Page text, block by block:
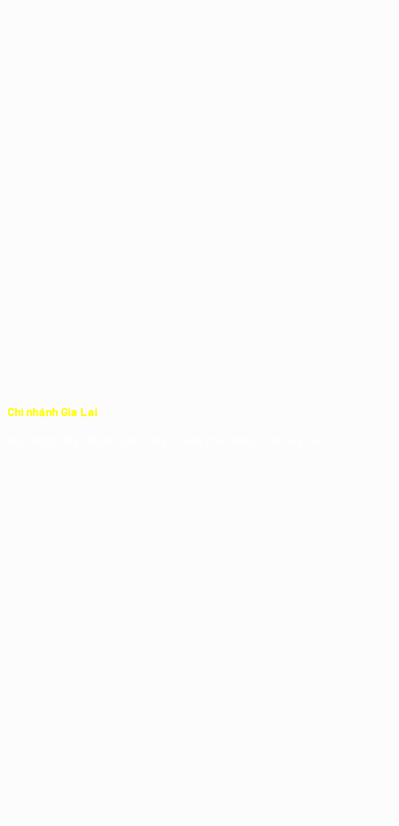
Chi nhánh Gia Lai